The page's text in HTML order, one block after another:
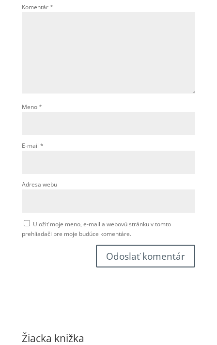
Komentár*
Meno*
E-mail *
Adresa webu
Uložiť moje meno, e-mail a webovú stránku v tomto
prehliadači pre moje budúce komentáre.
Žiacka knižka